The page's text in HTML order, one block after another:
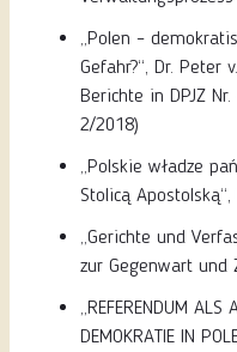
„Polen –
Gefahr?“, Dr. Peter
Berichte in DPJZ
2/2018)
„Polskie władze
Stolicą
„Gerichte und
zur Gegenwart und
„REFERENDUM ALS
DEMOKRATIE IN